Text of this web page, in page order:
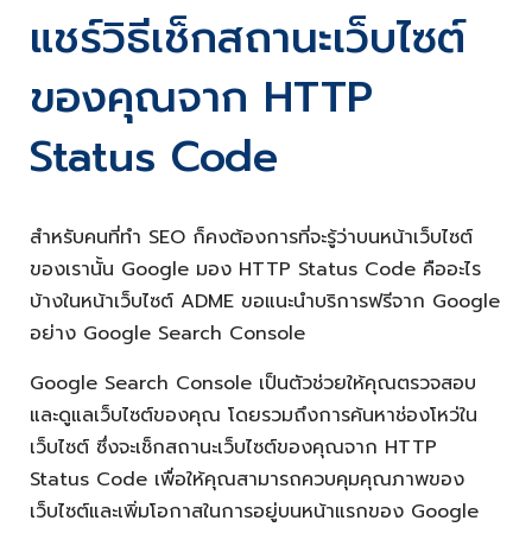
แชร์วิธีเช็กสถานะเว็บไซต์
ของคุณจาก HTTP
Status Code
สำหรับคนที่ทำ SEO ก็คงต้องการที่จะรู้ว่าบนหน้าเว็บไซต์
ของเรานั้น Google มอง HTTP Status Code คืออะไร
บ้างในหน้าเว็บไซต์ ADME ขอแนะนำบริการฟรีจาก Google
อย่าง Google Search Console
Google Search Console เป็นตัวช่วยให้คุณตรวจสอบ
และดูแลเว็บไซต์ของคุณ โดยรวมถึงการค้นหาช่องโหว่ใน
เว็บไซต์ ซึ่งจะเช็กสถานะเว็บไซต์ของคุณจาก HTTP
Status Code เพื่อให้คุณสามารถควบคุมคุณภาพของ
เว็บไซต์และเพิ่มโอกาสในการอยู่บนหน้าแรกของ Google